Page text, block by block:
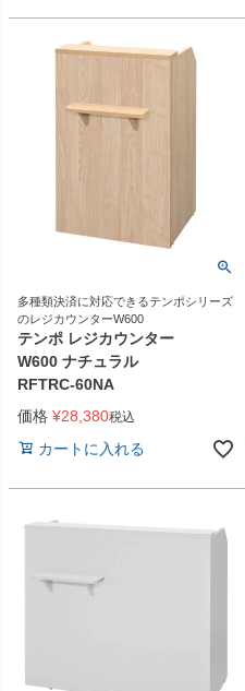
多種類決済に対応できるテンポシリーズ
のレジカウンターW600
テンポ レジカウンター
W600 ナチュラル
RFTRC-60NA
価格 ¥28,380税込
カートに入れる